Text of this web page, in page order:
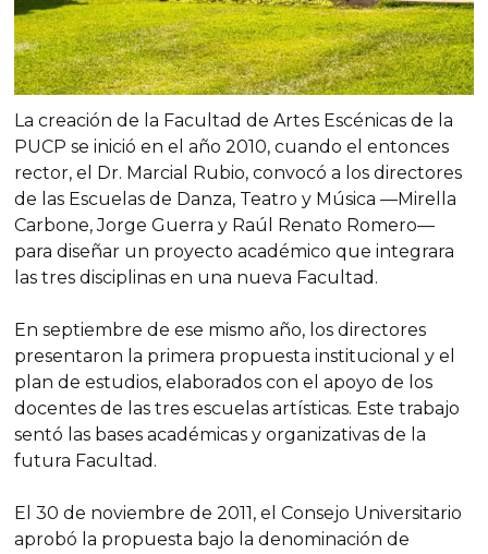
La creación de la Facultad de Artes Escénicas de la
PUCP se inició en el año 2010, cuando el entonces
rector, el Dr. Marcial Rubio, convocó a los directores
de las Escuelas de Danza, Teatro y Música —Mirella
Carbone, Jorge Guerra y Raúl Renato Romero—
para diseñar un proyecto académico que integrara
las tres disciplinas en una nueva Facultad.
En septiembre de ese mismo año, los directores
presentaron la primera propuesta institucional y el
plan de estudios, elaborados con el apoyo de los
docentes de las tres escuelas artísticas. Este trabajo
sentó las bases académicas y organizativas de la
futura Facultad.
El 30 de noviembre de 2011, el Consejo Universitario
aprobó la propuesta bajo la denominación de